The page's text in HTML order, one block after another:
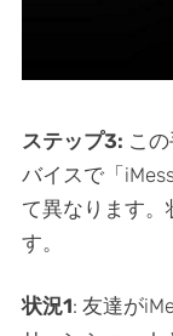
ステップ3: こ
バイスで「
て異なります。
す。
状況1: 友達が